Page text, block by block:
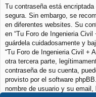
Tu contraseña está
segura. Sin embargo, se
en diferentes websites. Su
en “Tu Foro de Ingenieria
guárdela cuidadosamente y
“Tu Foro de Ingenieria Civil +
otra tercera parte,
contraseña de su cuenta,
provisto por el software
nombre de usuario y su